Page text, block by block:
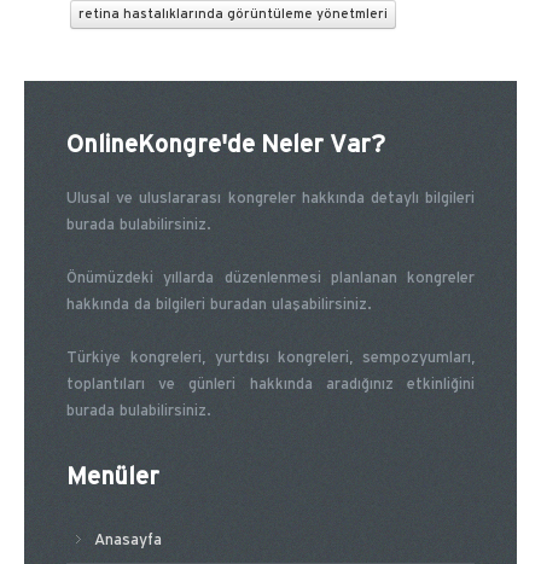
retina hastalıklarında görüntüleme yönetmleri
OnlineKongre'de Neler Var?
Ulusal ve uluslararası kongreler hakkında detaylı bilgileri
burada bulabilirsiniz.
Önümüzdeki yıllarda düzenlenmesi planlanan kongreler
hakkında da bilgileri buradan ulaşabilirsiniz.
Türkiye kongreleri, yurtdışı kongreleri, sempozyumları,
toplantıları ve günleri hakkında aradığınız etkinliğini
burada bulabilirsiniz.
Menüler
Anasayfa